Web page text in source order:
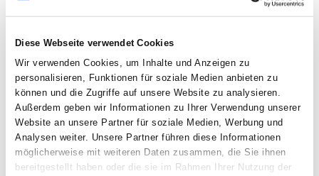
Diese Webseite verwendet Cookies
Wir verwenden Cookies, um Inhalte und Anzeigen zu
personalisieren, Funktionen für soziale Medien anbieten zu
können und die Zugriffe auf unsere Website zu analysieren.
Außerdem geben wir Informationen zu Ihrer Verwendung unserer
Website an unsere Partner für soziale Medien, Werbung und
Analysen weiter. Unsere Partner führen diese Informationen
möglicherweise mit weiteren Daten zusammen, die Sie ihnen
bereitgestellt haben oder die sie im Rahmen Ihrer Nutzung der
warum Sortiment allein oft nicht mehr reicht
Community spielen
wie viel Experience Kund*innen tatsächlich
wollen — und welche davon wirklich Wirkung
entfaltet
wie sich lokale Präsenz, Webshop und digitale
Sichtbarkeit sinnvoll verbinden lassen
warum Convenience auch im stationären